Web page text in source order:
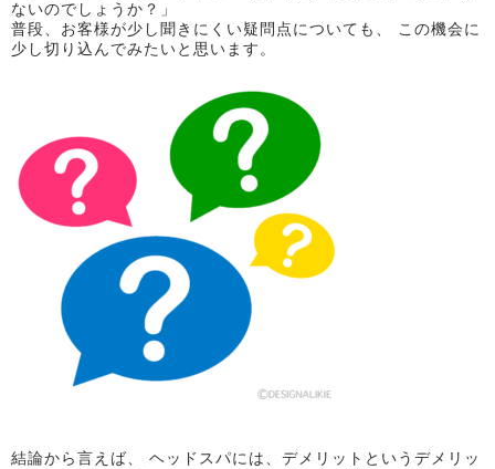
ないのでしょうか？」
普段、お客様が少し聞きにくい疑問点についても、 この機会に
少し切り込んでみたいと思います。
結論から言えば、 ヘッドスパには、デメリットというデメリッ